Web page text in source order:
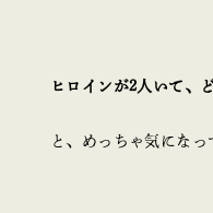
ヒロインが2人いて、
と、めっちゃ気にな